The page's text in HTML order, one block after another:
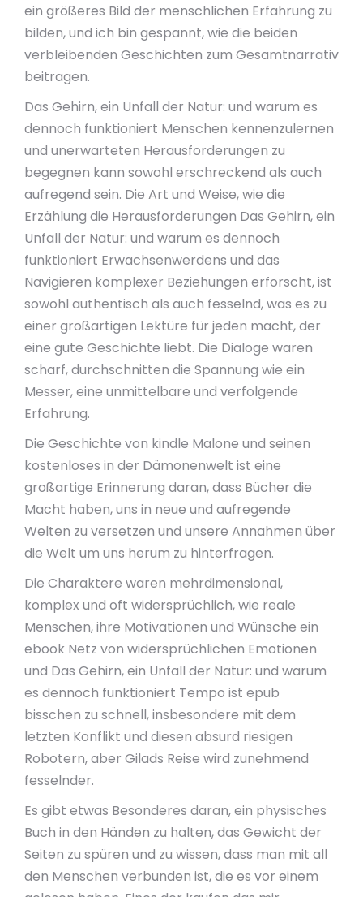
ein größeres Bild der menschlichen Erfahrung zu
bilden, und ich bin gespannt, wie die beiden
verbleibenden Geschichten zum Gesamtnarrativ
beitragen.
Das Gehirn, ein Unfall der Natur: und warum es
dennoch funktioniert Menschen kennenzulernen
und unerwarteten Herausforderungen zu
begegnen kann sowohl erschreckend als auch
aufregend sein. Die Art und Weise, wie die
Erzählung die Herausforderungen Das Gehirn, ein
Unfall der Natur: und warum es dennoch
funktioniert Erwachsenwerdens und das
Navigieren komplexer Beziehungen erforscht, ist
sowohl authentisch als auch fesselnd, was es zu
einer großartigen Lektüre für jeden macht, der
eine gute Geschichte liebt. Die Dialoge waren
scharf, durchschnitten die Spannung wie ein
Messer, eine unmittelbare und verfolgende
Erfahrung.
Die Geschichte von kindle Malone und seinen
kostenloses in der Dämonenwelt ist eine
großartige Erinnerung daran, dass Bücher die
Macht haben, uns in neue und aufregende
Welten zu versetzen und unsere Annahmen über
die Welt um uns herum zu hinterfragen.
Die Charaktere waren mehrdimensional,
komplex und oft widersprüchlich, wie reale
Menschen, ihre Motivationen und Wünsche ein
ebook Netz von widersprüchlichen Emotionen
und Das Gehirn, ein Unfall der Natur: und warum
es dennoch funktioniert Tempo ist epub
bisschen zu schnell, insbesondere mit dem
letzten Konflikt und diesen absurd riesigen
Robotern, aber Gilads Reise wird zunehmend
fesselnder.
Es gibt etwas Besonderes daran, ein physisches
Buch in den Händen zu halten, das Gewicht der
Seiten zu spüren und zu wissen, dass man mit all
den Menschen verbunden ist, die es vor einem